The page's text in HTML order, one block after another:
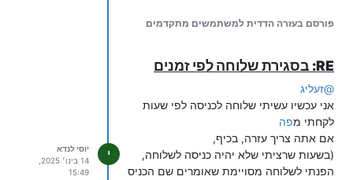
פורסם בעזרה הדדית למשתמשים מתקדמים
RE: בסגירת שלוחה לפי זמנים
@זעליג
אני עכשיו עשיתי שלוחה לכניסה לפי שעות
לקחתי מפה
אם אתה צריך עזרה, בכיף,
(בשעות שרציתי שלא יהיה כניסה לשלוחה,
הפנתי לשלוחה מסויימת שאומרים שם הכניס
י
יוסי לנדא
15:49